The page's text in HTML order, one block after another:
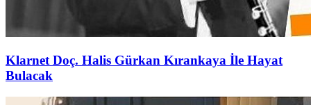
Klarnet Doç. Halis Gürkan Kırankaya İle Hayat
Bulacak